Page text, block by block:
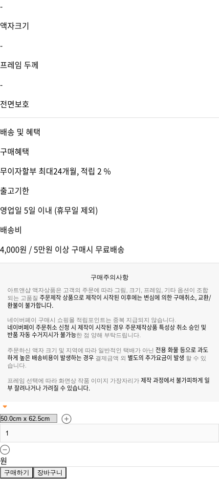
-
액자크기
-
프레임 두께
-
전면보호
배송 및 혜택
구매혜택
무이자할부 최대24개월, 적립 2 %
출고기한
영업일 5일 이내 (휴무일 제외)
배송비
4,000원 / 5만원 이상 구매시 무료배송
구매주의사항
아트앤샵 액자상품은 고객의 주문에 따라 그림, 크기, 프레임, 기타 옵션이 조합
되는 고품질 주문제작 상품으로 제작이 시작된 이후에는 변심에 의한 구매취소, 교환/
환불이 불가합니다.
네이버페이 구매시 쇼핑몰 적립포인트는 중복 지급되지 않습니다.
네이버페이 주문취소 신청 시 제작이 시작된 경우 주문제작상품 특성상 취소 승인 및
반품 자동 수거지시가 불가능한 점 양해 부탁드립니다.
주문하신 액자 크기 및 지역에 따라 일반적인 택배가 아닌 전용 화물 등으로 과도
하게 높은 배송비용이 발생하는 경우 결제금액 외 별도의 추가요금이 발생 할 수 있
습니다.
프레임 선택에 따라 화면상 작품 이미지 가장자리가 제작 과정에서 불가피하게 일
부 잘려나거나 가려질 수 있습니다.
원
구매하기 장바구니